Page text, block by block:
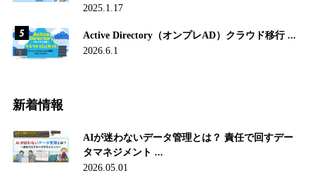
2025.1.17
Active Directory（オンプレAD）クラウド移行 ...
2026.6.1
新着情報
AIが迷わないデータ管理とは？ 責任で回すデー
タマネジメント ...
2026.05.01